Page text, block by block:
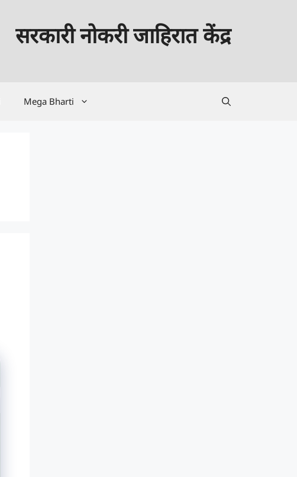
सरकारी नोकरी जाहिरात केंद्र
Mega Bharti